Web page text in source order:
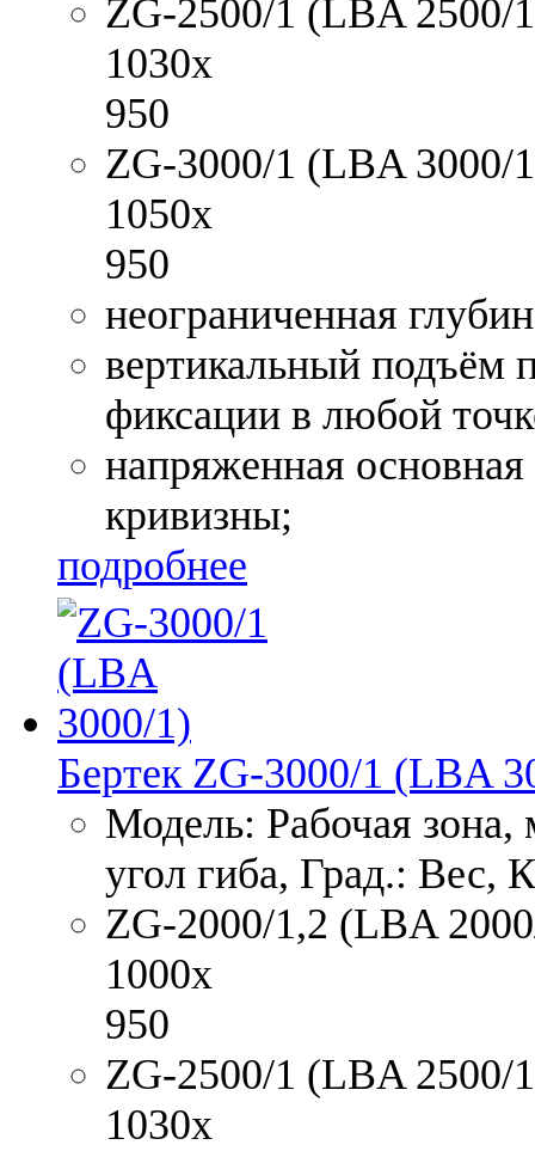
ZG-2500/1 (LBA 2500/
1030x
950
ZG-3000/1 (LBA 3000/
1050x
950
неограниченная
вертикальный подъём
фиксации в любой
напряженная
кривизны;
подробнее
Бертек ZG-3000/1 (LBA
Модель: Рабочая
угол гиба, Град.: Вес,
ZG-2000/1,2 (LBA
1000x
950
ZG-2500/1 (LBA 2500/
1030x